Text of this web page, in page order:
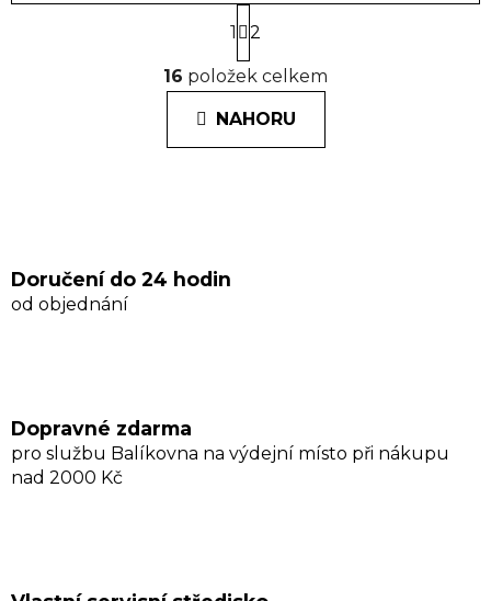
O
v
l
á
d
i
s
S
t
r
á
n
k
1 2
16 položek celkem
NAHORU
Doručení do 24 hodin
od objednání
Dopravné zdarma
pro službu Balíkovna na výdejní místo při nákupu
nad 2000 Kč